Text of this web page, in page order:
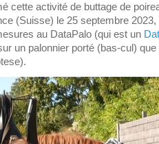
cette activité de buttage de
(Suisse) le 25 septembre
au DataPalo (qui est un
un palonnier porté (bas-cul)